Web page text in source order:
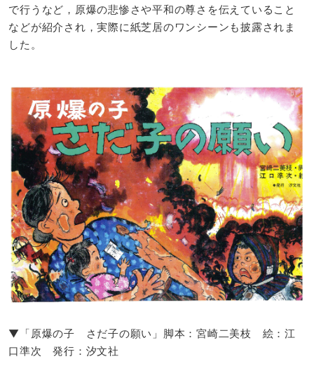
で行うなど，原爆の悲惨さや平和の尊さを伝えていること
などが紹介され，実際に紙芝居のワンシーンも披露されま
した。
▼「原爆の子 さだ子の願い」脚本：宮崎二美枝 絵：江
口準次 発行：汐文社